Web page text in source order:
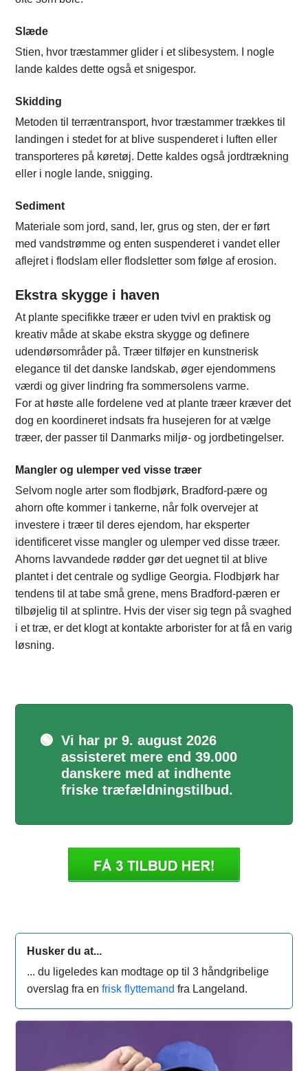
Slæde
Stien, hvor træstammer glider i et slibesystem. I nogle
lande kaldes dette også et snigespor.
Skidding
Metoden til terræntransport, hvor træstammer trækkes til
landingen i stedet for at blive suspenderet i luften eller
transporteres på køretøj. Dette kaldes også jordtrækning
eller i nogle lande, snigging.
Sediment
Materiale som jord, sand, ler, grus og sten, der er ført
med vandstrømme og enten suspenderet i vandet eller
aflejret i flodslam eller flodsletter som følge af erosion.
Ekstra skygge i haven
At plante specifikke træer er uden tvivl en praktisk og
kreativ måde at skabe ekstra skygge og definere
udendørsområder på. Træer tilføjer en kunstnerisk
elegance til det danske landskab, øger ejendommens
værdi og giver lindring fra sommersolens varme.
For at høste alle fordelene ved at plante træer kræver det
dog en koordineret indsats fra husejeren for at vælge
træer, der passer til Danmarks miljø- og jordbetingelser.
Mangler og ulemper ved visse træer
Selvom nogle arter som flodbjørk, Bradford-pære og
ahorn ofte kommer i tankerne, når folk overvejer at
investere i træer til deres ejendom, har eksperter
identificeret visse mangler og ulemper ved disse træer.
Ahorns lavvandede rødder gør det uegnet til at blive
plantet i det centrale og sydlige Georgia. Flodbjørk har
tendens til at tabe små grene, mens Bradford-pæren er
tilbøjelig til at splintre. Hvis der viser sig tegn på svaghed
i et træ, er det klogt at kontakte arborister for at få en varig
løsning.
🟢 Vi har pr 9. august 2026
assisteret mere end 39.000
danskere med at indhente
friske træfældningstilbud.
Husker du at...
... du ligeledes kan modtage op til 3 håndgribelige
overslag fra en frisk flyttemand fra Langeland.